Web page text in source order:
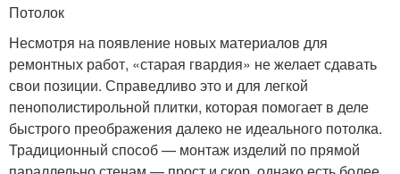
Потолок
Несмотря на появление новых материалов для
ремонтных работ, «старая гвардия» не желает сдавать
свои позиции. Справедливо это и для легкой
пенополистирольной плитки, которая помогает в деле
быстрого преображения далеко не идеального потолка.
Традиционный способ — монтаж изделий по прямой